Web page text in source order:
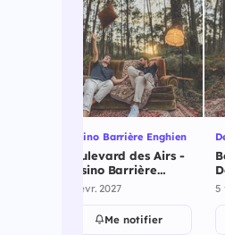
Casino Barrière Enghien
Boulevard des Airs -
Casino Barrière
Enghien - 4 février
4 févr. 2027
Me notifier
5